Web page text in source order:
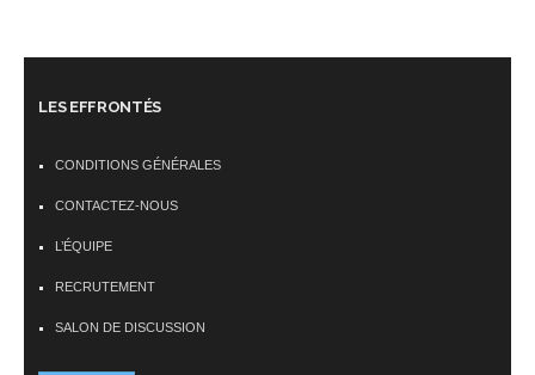
LES EFFRONTÉS
CONDITIONS GÉNÉRALES
CONTACTEZ-NOUS
L’ÉQUIPE
RECRUTEMENT
SALON DE DISCUSSION